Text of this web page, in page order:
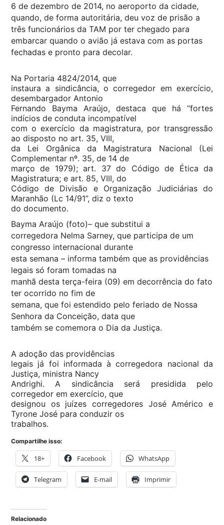
6 de dezembro de 2014, no aeroporto da cidade,
quando, de forma autoritária, deu voz de prisão a
três funcionários da TAM por ter chegado para
embarcar quando o avião já estava com as portas
fechadas e pronto para decolar.
Na Portaria 4824/2014, que
instaura a sindicância, o corregedor em exercício,
desembargador Antonio
Fernando Bayma Araújo, destaca que há “fortes
indícios de conduta incompatível
com o exercício da magistratura, por transgressão
ao disposto no art. 35, VIII,
da Lei Orgânica da Magistratura Nacional (Lei
Complementar nº. 35, de 14 de
março de 1979); art. 37 do Código de Ética da
Magistratura; e art. 85, VIII, do
Código de Divisão e Organização Judiciárias do
Maranhão (Lc 14/91”, diz o texto
do documento.
Bayma Araújo (foto)– que substitui a
corregedora Nelma Sarney, que participa de um
congresso internacional durante
esta semana – informa também que as providências
legais só foram tomadas na
manhã desta terça-feira (09) em decorrência do fato
ter ocorrido no fim de
semana, que foi estendido pelo feriado de Nossa
Senhora da Conceição, data que
também se comemora o Dia da Justiça.
A adoção das providências
legais já foi informada à corregedora nacional da
Justiça, ministra Nancy
Andrighi. A sindicância será presidida pelo
corregedor em exercício, que
designou os juízes corregedores José Américo e
Tyrone José para conduzir os
trabalhos.
Compartilhe isso:
18+ Facebook WhatsApp
Telegram E-mail Imprimir
Relacionado